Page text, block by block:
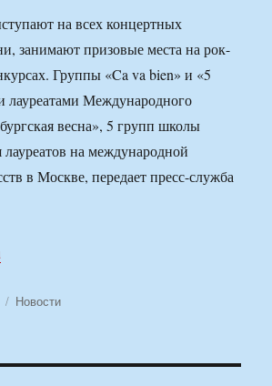
на всех концертных
занимают призовые места на рок-
Группы «Ca va bien» и «5
лауреатами Международного
весна», 5 групп школы
на международной
в Москве, передает пресс-служба
Рубрики
Новости